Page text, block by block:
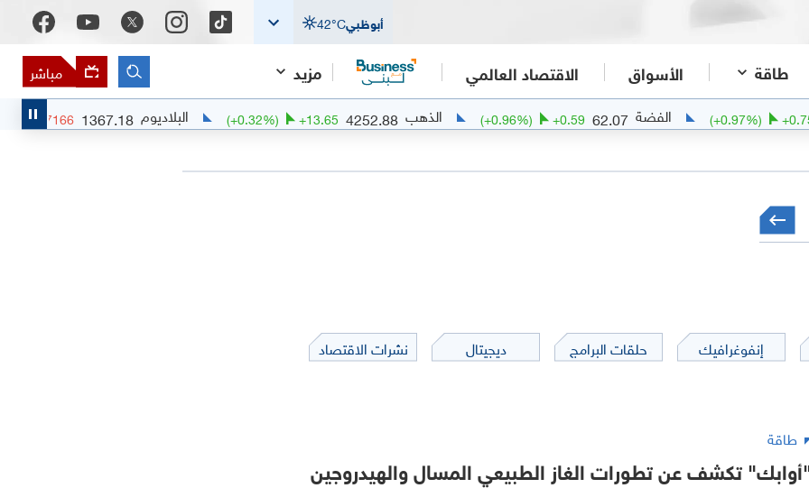
أبوظبي 42°C
طاقة الأسواق الاقتصاد العالمي مزيد مباشر
(+ الفضة 62.07
+ 0.59
(+0.96 %) الذهب 4252.88
+13.65
(+0.32%) البلاديوم 1367.18
-3.7166
( -0.27%)
إنفوغرافيك حلقات البرامج ديجيتال نشرات الاقتصاد
طاقة
تكشف عن تطورات الغاز الطبيعي المسال والهيدروجين